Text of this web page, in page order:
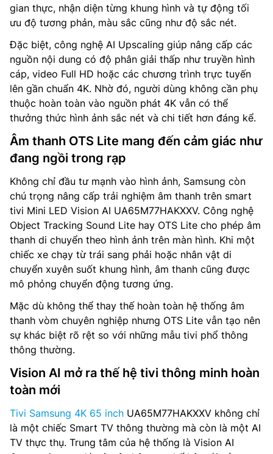
gian thực, nhận diện từng khung hình và tự động tối
ưu độ tương phản, màu sắc cũng như độ sắc nét.
Đặc biệt, công nghệ AI Upscaling giúp nâng cấp các
nguồn nội dung có độ phân giải thấp như truyền hình
cáp, video Full HD hoặc các chương trình trực tuyến
lên gần chuẩn 4K. Nhờ đó, người dùng không cần phụ
thuộc hoàn toàn vào nguồn phát 4K vẫn có thể
thưởng thức hình ảnh sắc nét và chi tiết hơn đáng kể.
Âm thanh OTS Lite mang đến cảm giác như
đang ngồi trong rạp
Không chỉ đầu tư mạnh vào hình ảnh, Samsung còn
chú trọng nâng cấp trải nghiệm âm thanh trên smart
tivi Mini LED Vision AI UA65M77HAKXXV. Công nghệ
Object Tracking Sound Lite hay OTS Lite cho phép âm
thanh di chuyển theo hình ảnh trên màn hình. Khi một
chiếc xe chạy từ trái sang phải hoặc nhân vật di
chuyển xuyên suốt khung hình, âm thanh cũng được
mô phỏng chuyển động tương ứng.
Mặc dù không thể thay thế hoàn toàn hệ thống âm
thanh vòm chuyên nghiệp nhưng OTS Lite vẫn tạo nên
sự khác biệt rõ rệt so với những mẫu tivi phổ thông
thông thường.
Vision AI mở ra thế hệ tivi thông minh hoàn
toàn mới
Tivi Samsung 4K 65 inch UA65M77HAKXXV không chỉ
là một chiếc Smart TV thông thường mà còn là một AI
TV thực thụ. Trung tâm của hệ thống là Vision AI